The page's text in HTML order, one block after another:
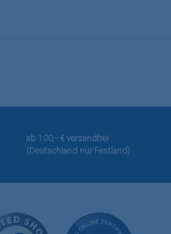
ab 100,- € versandfrei
(Deutschland nur Festland)